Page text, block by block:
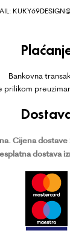
Bankovna
prilikom
Cijena dostave
dostava